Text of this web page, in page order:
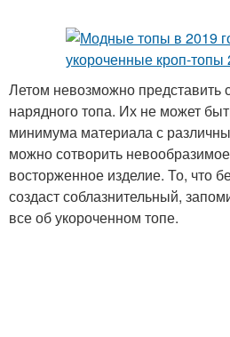
Летом невозможно представить
нарядного топа. Их не может
минимума материала с
можно сотворить
восторженное изделие. То, что
создаст соблазнительный,
все об укороченном топе.